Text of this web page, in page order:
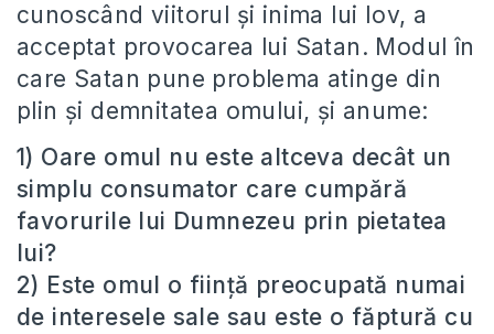
cunoscând viitorul și inima lui Iov, a
acceptat provocarea lui Satan. Modul în
care Satan pune problema atinge din
plin și demnitatea omului, și anume:
1) Oare omul nu este altceva decât un
simplu consumator care cumpără
favorurile lui Dumnezeu prin pietatea
lui?
2) Este omul o ființă preocupată numai
de interesele sale sau este o făptură cu